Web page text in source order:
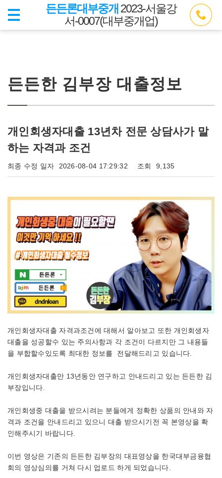
든든론대부중개 2023-서울강
서-0007(대부중개업)
든든한 김부장 대출정보
개인회생자대출 13년차 전문 상담사가 말
하는 자격과 조건
최종 수정 일자 2026-08-04 17:29:32 조회 9,135
개인회생자대출 자격과조건에 대해서 알아보고 또한 개인회생자
대출을 성공할수 있는 주의사항과 각 조건이 다르지만 그 내용들
을 부합할수있도록 최대한 정보를 전달해드리고 있습니다.
개인회생자대출만 13년동안 연구하고 안내드리고 있는 든든한 김
부장입니다.
개인회생중 대출을 받으시려는 분들에게 정확한 상품의 안내와 자
격과 조건을 안내드리고 있으니 대출 받으시기전 꼭 본영상을 확
인해주시기 바랍니다.
이번 영상은 기존의 든든한 김부장의 대표영상을 한국대부금융협
회의 영상심의를 거쳐 다시 업로드 하게 되었습니다.